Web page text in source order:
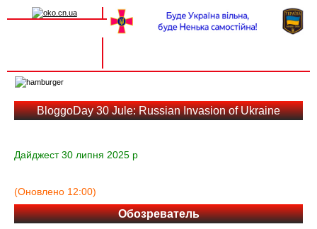
navigation
BloggoDay 30 Jule: Russian Invasion of Ukraine
Дайджест 30 липня 2025 р
(Оновлено 12:00)
Обозреватель